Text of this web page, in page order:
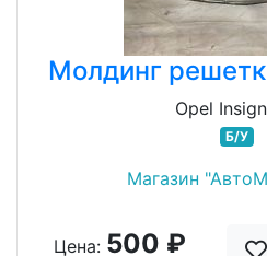
Молдинг
Opel
Б/У
Магазин
Цена: 500 ₽